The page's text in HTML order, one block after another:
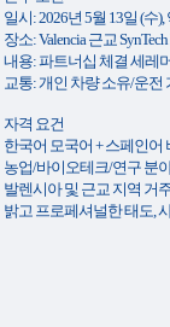
일시: 2026년 5월 13일 (수),
장소: Valencia 근교
내용: 파트너십 체결 세레
교통: 개인 차량 소유/운전
자격 요건
한국어 모국어 + 스페인어
농업/바이오테크/연구 분
발렌시아 및 근교 지역 거
밝고 프로페셔널한 태도,